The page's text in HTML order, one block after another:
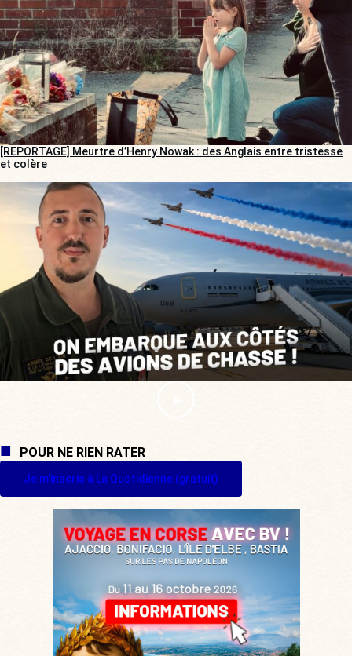
[REPORTAGE] Meurtre d’Henry Nowak : des Anglais entre tristesse
et colère
POUR NE RIEN RATER
Je m'inscris à La Quotidienne (gratuit)